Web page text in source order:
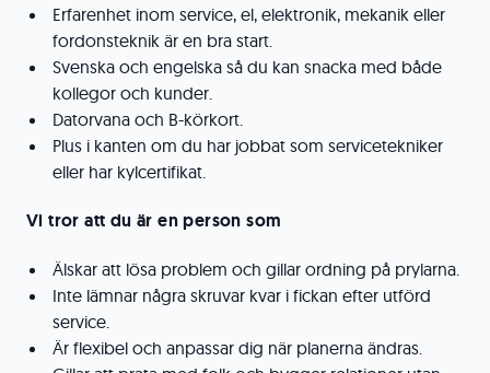
Erfarenhet inom service, el, elektronik, mekanik eller
fordonsteknik är en bra start.
Svenska och engelska så du kan snacka med både
kollegor och kunder.
Datorvana och B-körkort.
Plus i kanten om du har jobbat som servicetekniker
eller har kylcertifikat.
Vi tror att du är en person som
Älskar att lösa problem och gillar ordning på prylarna.
Inte lämnar några skruvar kvar i fickan efter utförd
service.
Är flexibel och anpassar dig när planerna ändras.